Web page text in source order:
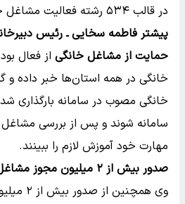
در قالب ۵۳۴ رشته فعالیت مشاغل خانگی دریافت کنند.
پیشتر فاطمه سخایی ـ‌ رئیس
حمایت از مشاغل خانگی از فعال
خانگی مصوب در سامانه بارگذاری
سامانه شوند و پس از بررسی
مهارت خود آموزش لازم را ببینند.
صدور بیش از ۲ میلیون مجوز مشاغل خانگی در کشور
وی